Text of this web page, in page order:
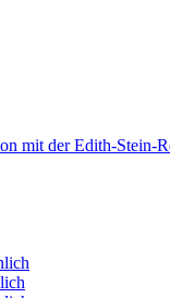
mit der Edith-Stein-